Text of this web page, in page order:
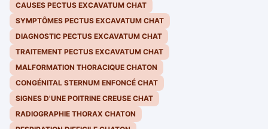
CAUSES PECTUS EXCAVATUM CHAT
SYMPTÔMES PECTUS EXCAVATUM CHAT
DIAGNOSTIC PECTUS EXCAVATUM CHAT
TRAITEMENT PECTUS EXCAVATUM CHAT
MALFORMATION THORACIQUE CHATON
CONGÉNITAL STERNUM ENFONCÉ CHAT
SIGNES D'UNE POITRINE CREUSE CHAT
RADIOGRAPHIE THORAX CHATON